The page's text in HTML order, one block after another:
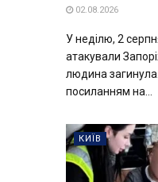
02.08.2026
У неділю, 2
атакували
людина
посиланням на...
КИЇВ